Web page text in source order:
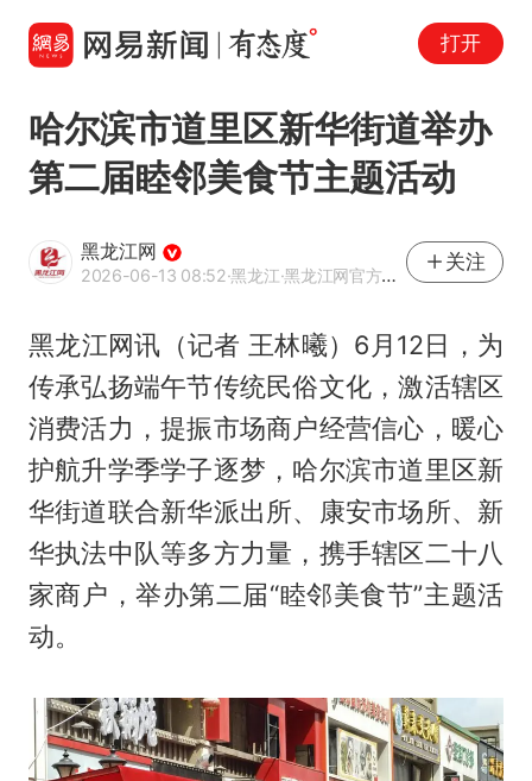
打开
哈尔滨市道里区新华街道举办
第二届睦邻美食节主题活动
黑龙江网
2026-06-13 08:52·黑龙江·黑龙江网官方网易号
关注
黑龙江网讯（记者 王林曦）6月12日，为
传承弘扬端午节传统民俗文化，激活辖区
消费活力，提振市场商户经营信心，暖心
护航升学季学子逐梦，哈尔滨市道里区新
华街道联合新华派出所、康安市场所、新
华执法中队等多方力量，携手辖区二十八
家商户，举办第二届“睦邻美食节”主题活
动。